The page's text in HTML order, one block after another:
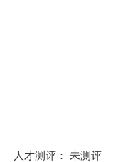
人才测评： 未测评